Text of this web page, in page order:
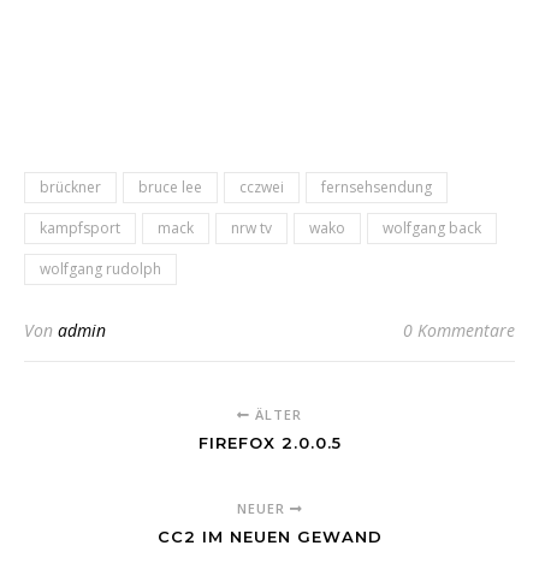
brückner bruce lee cczwei
fernsehsendung
kampfsport
mack nrw tv wako
wolfgang back
wolfgang rudolph
Von admin 0 Kommentare
ÄLTER
FIREFOX 2.0.0.5
NEUER
CC2 IM NEUEN GEWAND